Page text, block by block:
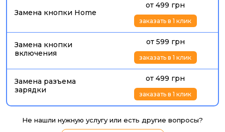
Замена кнопки Home
от 499 грн
заказать в 1 клик
Замена кнопки
включения
от 599 грн
заказать в 1 клик
Замена разъема
зарядки
от 499 грн
заказать в 1 клик
Не нашли нужную услугу или есть другие вопросы?